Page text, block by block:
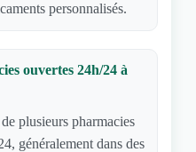
personnalisés.
ouvertes 24h/24 à
plusieurs pharmacies
généralement dans des